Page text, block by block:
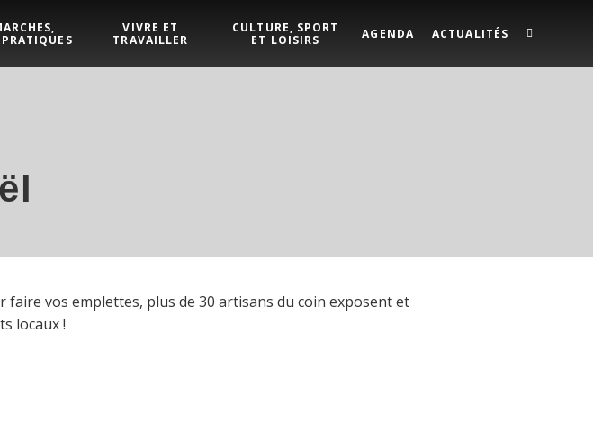
VIVRE ET
TRAVAILLER
CULTURE, SPORT
ET LOISIRS
AGENDA ACTUALITÉS
faire vos emplettes, plus de 30 artisans du coin exposent et
locaux !